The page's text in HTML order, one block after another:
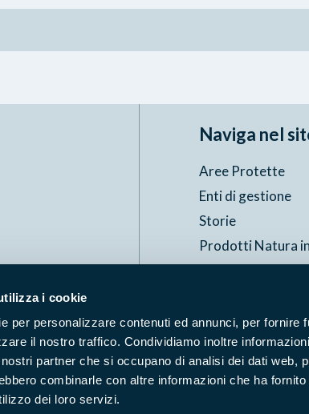
i cookie
per personalizzare contenuti ed annunci, per fornire
il nostro traffico. Condividiamo inoltre
partner che si occupano di analisi dei dati web,
combinarle con altre informazioni che ha
dei loro servizi.
Naviga nel
Aree Protette
Enti di gestione
Storie
Prodotti Natura